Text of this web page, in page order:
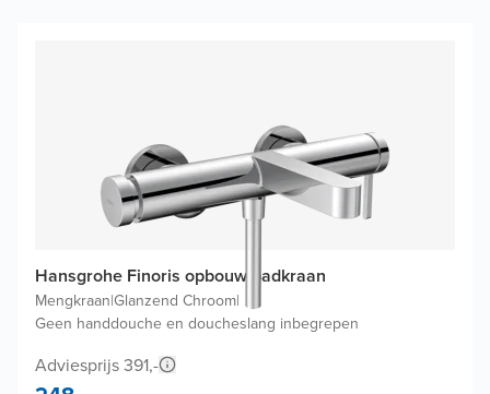
Hansgrohe Finoris opbouw badkraan
Mengkraan|Glanzend Chroom|
Geen handdouche en doucheslang inbegrepen
Adviesprijs 391,-